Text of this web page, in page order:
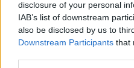
disclosure of your personal
IAB’s list of downstream
also be disclosed by us to
Downstream Participants that
FAKTA: IBU-Cup,
Hvem:Uttatte
Hva: IBU-Cup